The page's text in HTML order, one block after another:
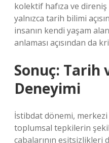
kolektif hafıza ve
yalnızca tarih bilimi
insanın kendi yaşam
anlaması açısından da
Sonuç: Tarih
Deneyimi
İstibdat dönemi,
toplumsal tepkilerin
çabalarının